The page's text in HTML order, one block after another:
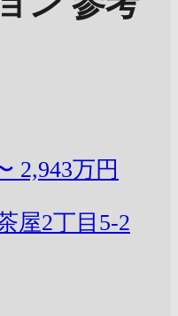
2,943万円
屋2丁目5-2